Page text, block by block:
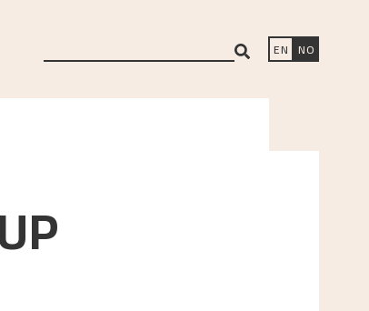
EN NO